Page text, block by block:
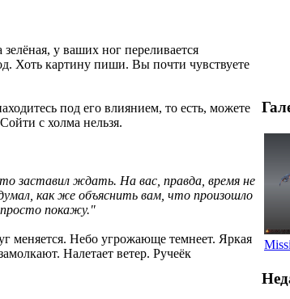
у ваших ног переливается
Хоть картину пиши. Вы почти чувствуете
под его влиянием, то есть, можете
с холма нельзя.
заставил ждать. На вас, правда, время не
как же объяснить вам, что произошло
покажу."
меняется. Небо угрожающе темнеет. Яркая
Налетает ветер. Ручеёк